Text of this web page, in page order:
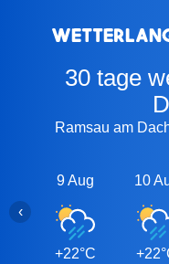
30 tage wetter Ramsau am
Ramsau am
9 Aug
+22°C
10
‹